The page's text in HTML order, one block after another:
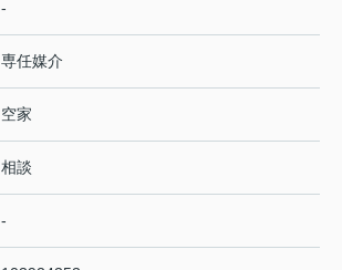
-
専任媒介
空家
相談
-